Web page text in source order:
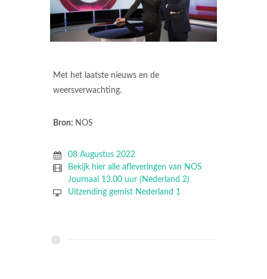
Met het laatste nieuws en de
weersverwachting.
Bron: NOS
08 Augustus 2022
Bekijk hier alle afleveringen van NOS
Journaal 13.00 uur (Nederland 2)
Uitzending gemist Nederland 1